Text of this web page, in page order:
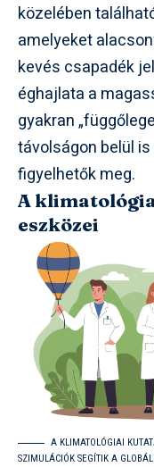
közelében
amelyeket
kevés csapadék
éghajlata a
gyakran
távolságon belül
figyelhetők meg.
A
eszközei
A KLIMATOLÓGIAI
SZIMULÁCIÓK SEGÍTIK A